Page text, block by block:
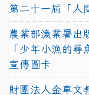
第二十一屆「人
農業部漁業署出
「少年小漁的
宣傳圖卡
財團法人金車文